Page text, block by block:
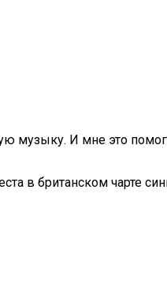
музыку. И мне это
в британском чарте